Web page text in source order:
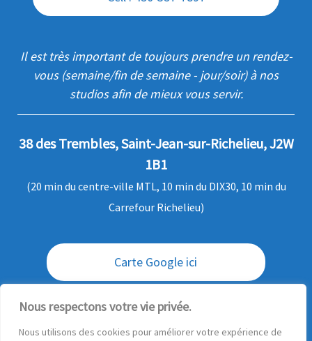
Nous respectons votre vie privée.
Nous utilisons des cookies pour améliorer votre expérience de
Il est très important de toujours prendre un rendez-
vous (semaine/fin de semaine - jour/soir) à nos
studios afin de mieux vous servir.
38 des Trembles, Saint-Jean-sur-Richelieu, J2W
1B1
(20 min du centre-ville MTL, 10 min du DIX30, 10 min du
Carrefour Richelieu)
Carte Google ici
Envoi / livraison des commandes